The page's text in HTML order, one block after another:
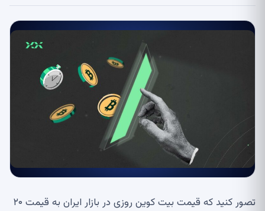
تصور کنید که قیمت بیت کوین روزی در بازار ایران به قیمت ۲۰